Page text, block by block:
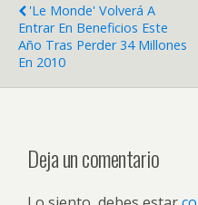
'Le Monde' Volverá A
Entrar En Beneficios Este
Año Tras Perder 34 Millones
En 2010
Deja un comentario